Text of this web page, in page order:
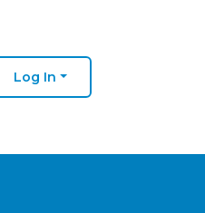
Log In